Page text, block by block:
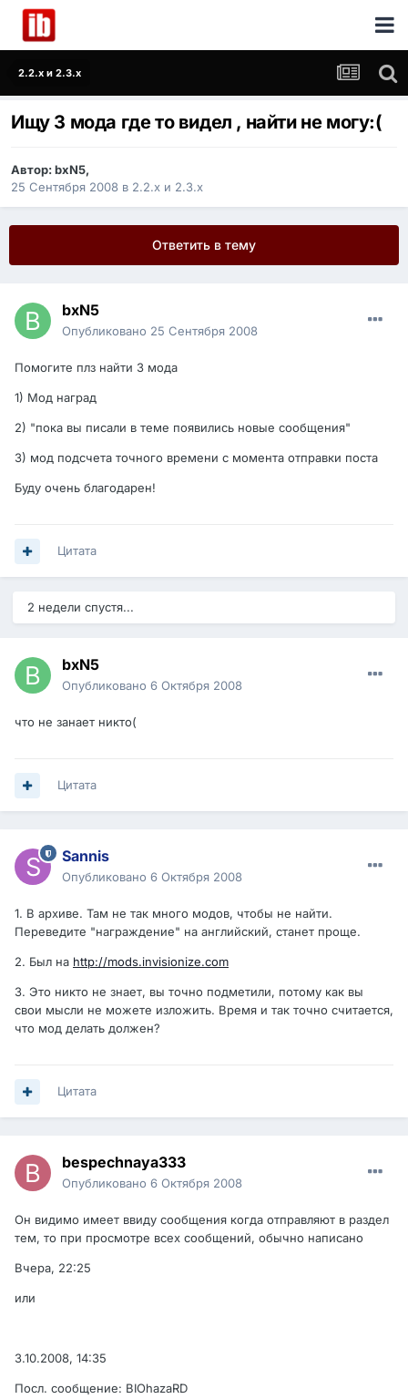
2.2.x и 2.3.x
Ищу 3 мода где то видел , найти не могу:(
Автор:bxN5,
25 Сентября 2008 в 2.2.x и 2.3.x
Ответить в тему
bxN5
Опубликовано 25 Сентября 2008
Помогите плз найти 3 мода
1) Мод наград
2) "пока вы писали в теме появились новые сообщения"
3) мод подсчета точного времени с момента отправки поста
Буду очень благодарен!
Цитата
2 недели спустя...
bxN5
Опубликовано 6 Октября 2008
что не занает никто(
Цитата
Sannis
Опубликовано 6 Октября 2008
1. В архиве. Там не так много модов, чтобы не найти.
Переведите "награждение" на английский, станет проще.
2. Был на http://mods.invisionize.com
3. Это никто не знает, вы точно подметили, потому как вы
свои мысли не можете изложить. Время и так точно считается,
что мод делать должен?
Цитата
bespechnaya333
Опубликовано 6 Октября 2008
Он видимо имеет ввиду сообщения когда отправляют в раздел
тем, то при просмотре всех сообщений, обычно написано
Вчера, 22:25
или
3.10.2008, 14:35
Посл. сообщение: BIOhazaRD